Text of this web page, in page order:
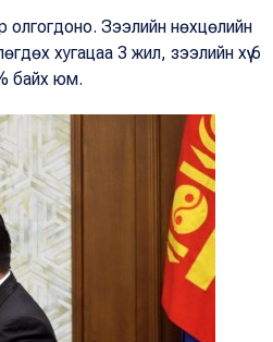
Зээлийн нөхцөлийн
хугацаа 3 жил, зээлийн хүү 6
байх юм.